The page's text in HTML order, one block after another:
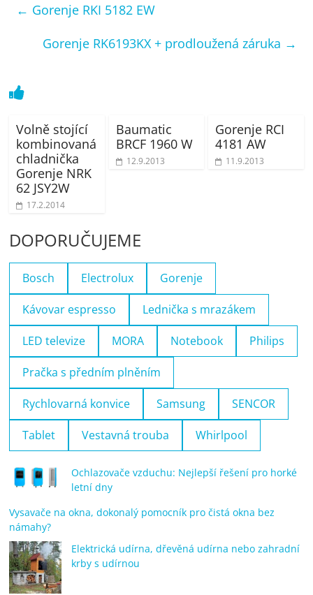
← Gorenje RKI 5182 EW
Gorenje RK6193KX + prodloužená záruka →
Volně stojící
kombinovaná
chladnička
Gorenje NRK
62 JSY2W
17.2.2014
Baumatic
BRCF 1960 W
12.9.2013
Gorenje RCI
4181 AW
11.9.2013
DOPORUČUJEME
Bosch Electrolux Gorenje
Kávovar espresso Lednička s mrazákem
LED televize MORA Notebook Philips
Pračka s předním plněním
Rychlovarná konvice Samsung SENCOR
Tablet Vestavná trouba Whirlpool
Ochlazovače vzduchu: Nejlepší řešení pro horké
letní dny
Vysavače na okna, dokonalý pomocník pro čistá okna bez
námahy?
Elektrická udírna, dřevěná udírna nebo zahradní
krby s udírnou